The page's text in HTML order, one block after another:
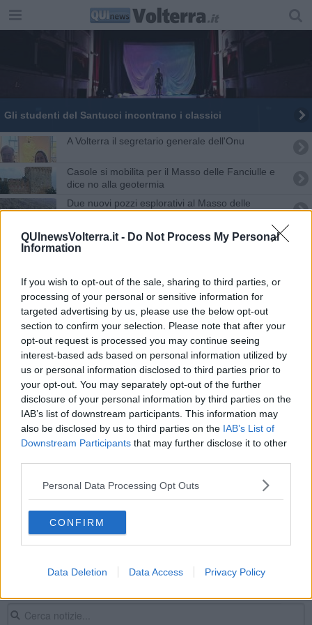
QUInewsVolterra.it - Do Not Process My Personal
Information
If you wish to opt-out of the sale, sharing to third parties, or
processing of your personal or sensitive information for
targeted advertising by us, please use the below opt-out
section to confirm your selection. Please note that after your
opt-out request is processed you may continue seeing
interest-based ads based on personal information utilized by
us or personal information disclosed to third parties prior to
your opt-out. You may separately opt-out of the further
disclosure of your personal information by third parties on the
IAB’s list of downstream participants. This information may
also be disclosed by us to third parties on the IAB’s List of
Downstream Participants that may further disclose it to other
Personal Data Processing Opt Outs
CONFIRM
Data Deletion Data Access Privacy Policy
Gli studenti del Santucci incontrano i classici
A Volterra il segretario generale dell'Onu
Casole si mobilita per il Masso delle Fanciulle e
dice no alla geotermia
Due nuovi pozzi esplorativi al Masso delle
Tutto pronto per il rally
La Tirreno Adriatico saluta la Toscana
Jazz in Piazzetta dei Fornelli
Fondi per i libri ai detenuti che studiano
Una firma per le Fanciulle
Musicastrada, concerti tra Pisa e Livorno
Il sindaco di Pomarance critico sui pozzi
esplorativi al Masso delle Fanciulle
'Isabella e l'ombra': la Staino dipinge Tabucchi
Note e parole: le poesie di Fierro
Continuità assistenziale, al via il numero unico